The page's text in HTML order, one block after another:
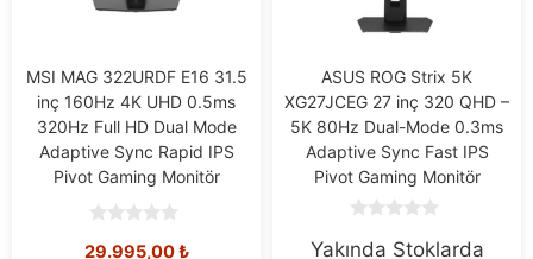
MSI MAG 322URDF E16 31.5
inç 160Hz 4K UHD 0.5ms
320Hz Full HD Dual Mode
Adaptive Sync Rapid IPS
Pivot Gaming Monitör
o
29.995,00₺
ASUS ROG Strix 5K
XG27JCEG 27 inç 320 QHD –
5K 80Hz Dual-Mode 0.3ms
Adaptive Sync Fast IPS
Pivot Gaming Monitör
o
Yakında Stoklarda